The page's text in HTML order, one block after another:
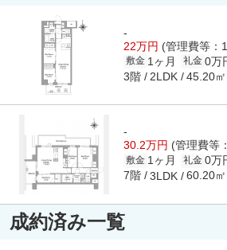
-
22万円 (管理費等：
敷金 1ヶ月 礼金 0万
3階 2LDK 45.20㎡
-
30.2万円 (管理費等
敷金 1ヶ月 礼金 0万
7階 3LDK 60.20㎡
成約済み一覧